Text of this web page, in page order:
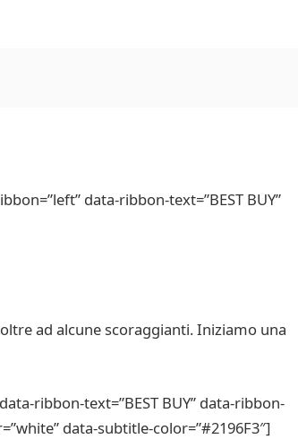
data-ribbon-text=”BEST BUY”
ad alcune scoraggianti. Iniziamo una
ribbon-text=”BEST BUY” data-ribbon-
data-subtitle-color=”#2196F3″]